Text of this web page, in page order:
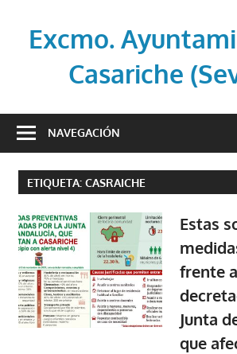
contenidoExcmo.
Casariche
oficial
Ayuntamiento
de
(Sevilla)
NAVEGACIÓN
ETIQUETA: CASRAICHE
Estas
frente
Junta
que